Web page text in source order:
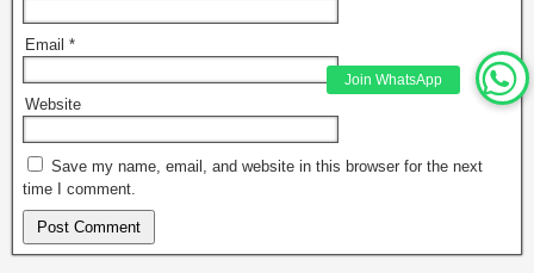
Join WhatsApp
Email *
Website
Save my name, email, and website in this browser for the next
time I comment.